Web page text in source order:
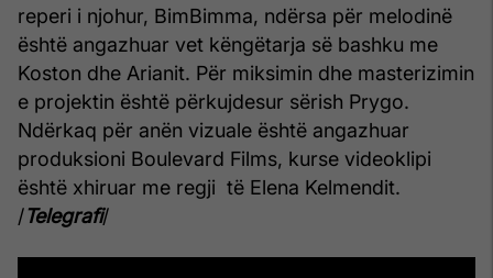
reperi i njohur, BimBimma, ndërsa për melodinë
është angazhuar vet këngëtarja së bashku me
Koston dhe Arianit. Për miksimin dhe masterizimin
e projektin është përkujdesur sërish Prygo.
Ndërkaq për anën vizuale është angazhuar
produksioni Boulevard Films, kurse videoklipi
është xhiruar me regji të Elena Kelmendit.
/Telegrafi/